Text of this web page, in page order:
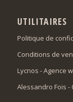
UTILITAIRES
Politique de
Conditions de
Lycnos - Agence
Alessandro Fois